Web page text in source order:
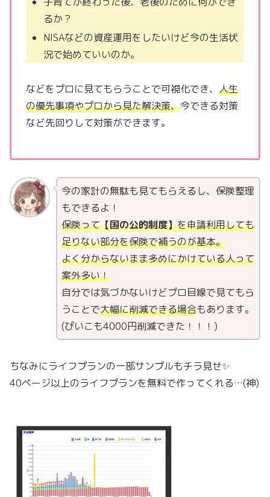
るか？
NISAなどの資産運用をしたいけど今の生活状
況で始めていいのか。
などをプロに見てもらうことで可視化でき、 人生
の優先事項やプロから見た解決策、今できる対策
など先回りして対策ができます。
今の家計の無駄も見てもらえるし、保険整理
もできるよ！
保険って【国の公的制度】を申請利用しても
足りない部分を保険で補うのが基本。
よく分からないまま多めにかけている人って
案外多い！
自分では気づかないけどプロ目線で見てもら
うことで大幅に削減できる場合もあります。
(ぴいこも4000円削減できた！！！)
ちなみにライフプランの一部サンプルもチラ見せ✨
40ページ以上のライフプランを無料で作ってくれる…(神)